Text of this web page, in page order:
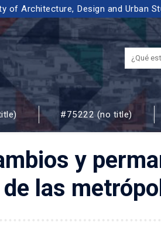
of Architecture, Design and Urban
#75222 (no title)
y
las